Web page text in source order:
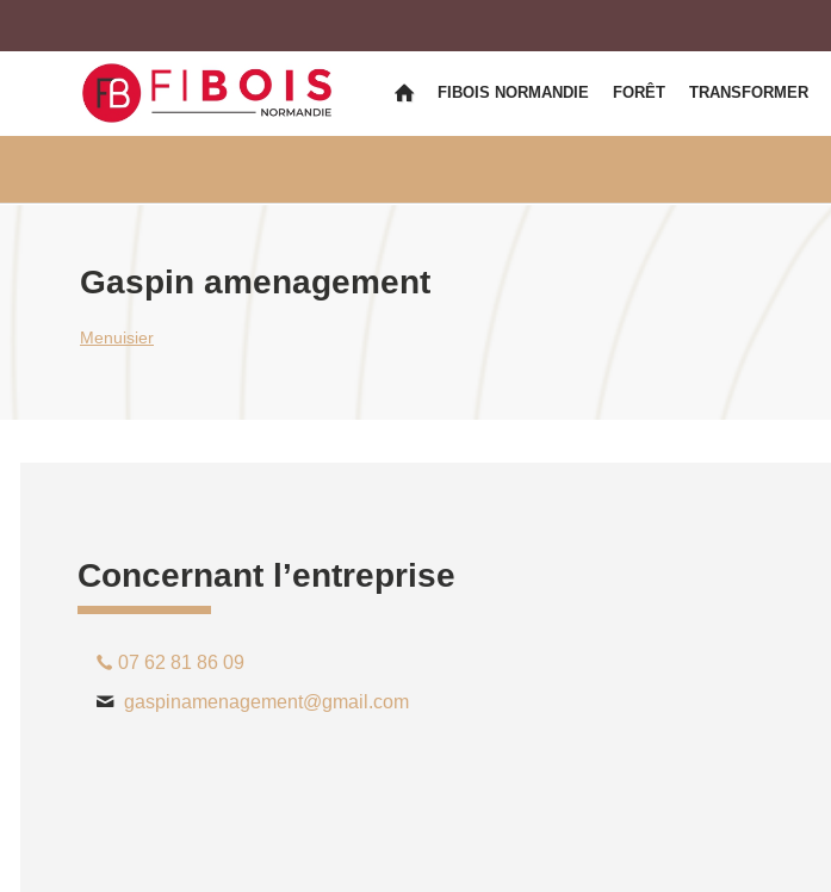
FIBOIS NORMANDIE FORÊT TRANSFORMER
Gaspin amenagement
Menuisier
Concernant l’entreprise
07 62 81 86 09
gaspinamenagement@gmail.com